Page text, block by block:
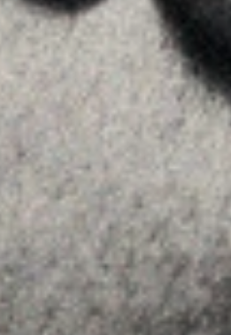
Linkedin
Instagram
Youtube
Allyon — Barcelona, Spain
Copyrights © 2026 AVISO
POLÍTICA DE COOKIES ·